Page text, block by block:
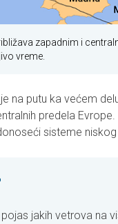
zapadnim i
vreme.
na putu ka većem
predela
sisteme
pojas jakih vetrova na